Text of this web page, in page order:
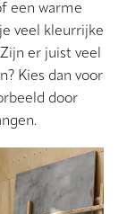
een warme
veel kleurrijke
er juist veel
Kies dan voor
door